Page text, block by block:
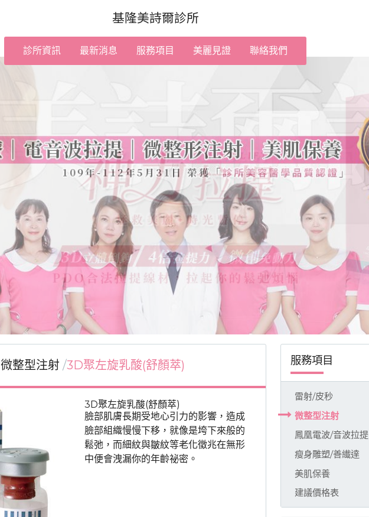
基隆美詩爾診所
診所資訊 最新消息 服務項目 美麗見證 聯絡我們
服務項目
雷射/皮秒
微整型注射
鳳凰電波/音波拉提
瘦身雕塑/善纎達
美肌保養
建議價格表
微整型注射 3D聚左旋乳酸(舒顏萃)
3D聚左旋乳酸(舒顏萃)
臉部肌膚長期受地心引力的影響，造成
臉部組織慢慢下移，就像是垮下來般的
鬆弛，而細紋與皺紋等老化徵兆在無形
中便會洩漏你的年齡祕密。